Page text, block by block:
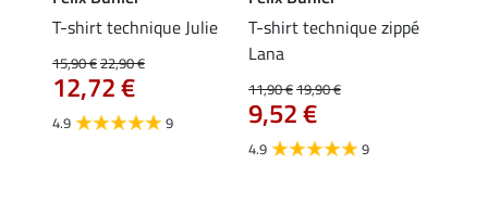
T-shirt technique Julie
15,90 €22,90 €
12,72 €
4.9 9
T-shirt technique zippé
Lana
11,90 €19,90 €
9,52 €
4.9 9